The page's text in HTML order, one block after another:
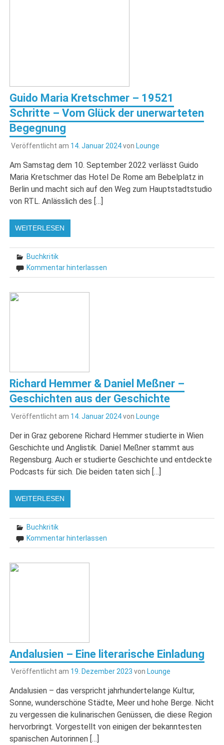
Guido Maria Kretschmer – 19521
Schritte – Vom Glück der unerwarteten
Begegnung
Veröffentlicht am 14. Januar 2024von Lounge
Am Samstag dem 10. September 2022 verlässt Guido
Maria Kretschmer das Hotel De Rome am Bebelplatz in
Berlin und macht sich auf den Weg zum Hauptstadtstudio
von RTL. Anlässlich des […]
WEITERLESEN
Buchkritik
Kommentar hinterlassen
Richard Hemmer & Daniel Meßner –
Geschichten aus der Geschichte
Veröffentlicht am 14. Januar 2024von Lounge
Der in Graz geborene Richard Hemmer studierte in Wien
Geschichte und Anglistik. Daniel Meßner stammt aus
Regensburg. Auch er studierte Geschichte und entdeckte
Podcasts für sich. Die beiden taten sich […]
WEITERLESEN
Buchkritik
Kommentar hinterlassen
Andalusien – Eine literarische Einladung
Veröffentlicht am 19. Dezember 2023 von Lounge
Andalusien – das verspricht jahrhundertelange Kultur,
Sonne, wunderschöne Städte, Meer und hohe Berge. Nicht
zu vergessen die kulinarischen Genüssen, die diese Region
hervorbringt. Vorgestellt von einigen der bekanntesten
spanischen Autorinnen […]